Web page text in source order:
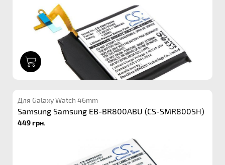
Для Galaxy Watch 46mm
Samsung Samsung EB-BR800ABU (CS-SMR800SH)
449 грн.